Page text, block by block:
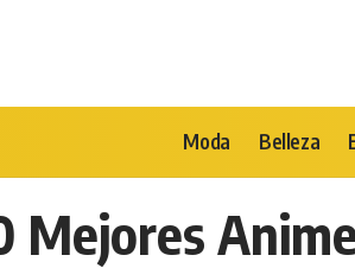
Moda Belleza
Mejores